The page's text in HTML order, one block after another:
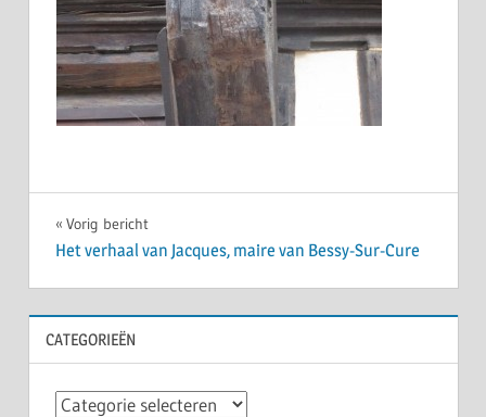
Bericht
Vorig bericht
Het verhaal van Jacques, maire van Bessy-Sur-Cure
CATEGORIEËN
Categorieën